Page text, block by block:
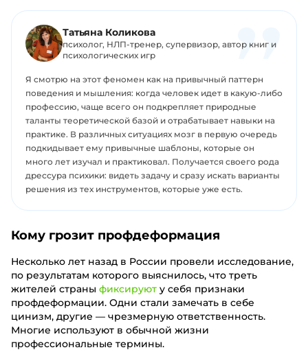
Татьяна Коликова
психолог, НЛП-тренер, супервизор, автор книг и
психологических игр
Я смотрю на этот феномен как на привычный паттерн
поведения и мышления: когда человек идет в какую-либо
профессию, чаще всего он подкрепляет природные
таланты теоретической базой и отрабатывает навыки на
практике. В различных ситуациях мозг в первую очередь
подкидывает ему привычные шаблоны, которые он
много лет изучал и практиковал. Получается своего рода
дрессура психики: видеть задачу и сразу искать варианты
решения из тех инструментов, которые уже есть.
Кому грозит профдеформация
Несколько лет назад в России провели исследование,
по результатам которого выяснилось, что треть
жителей страны фиксируют у себя признаки
профдеформации. Одни стали замечать в себе
цинизм, другие — чрезмерную ответственность.
Многие используют в обычной жизни
профессиональные термины.